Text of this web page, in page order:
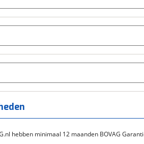
(0)
hebben minimaal 12 maanden BOVAG